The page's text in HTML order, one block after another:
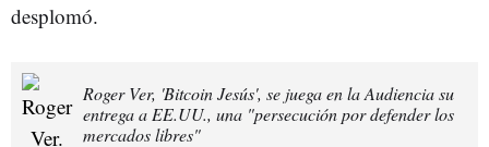
desplomó.
Roger Ver, 'Bitcoin Jesús', se juega en la Audiencia su
entrega a EE.UU., una "persecución por defender los
mercados libres"